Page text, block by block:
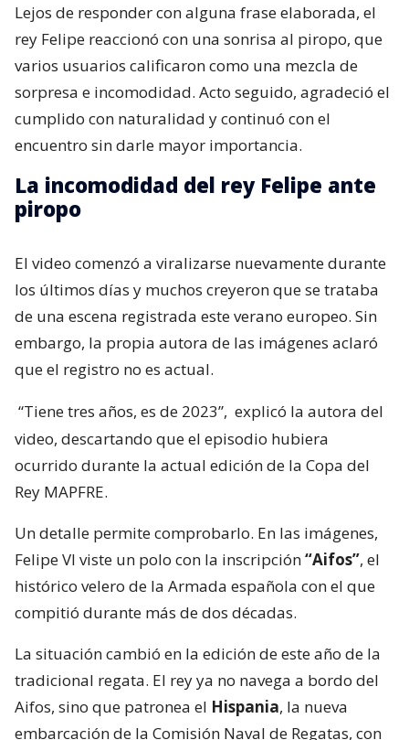
Lejos de responder con alguna frase elaborada, el
rey Felipe reaccionó con una sonrisa al piropo, que
varios usuarios calificaron como una mezcla de
sorpresa e incomodidad. Acto seguido, agradeció el
cumplido con naturalidad y continuó con el
encuentro sin darle mayor importancia.
La incomodidad del rey Felipe ante
piropo
El video comenzó a viralizarse nuevamente durante
los últimos días y muchos creyeron que se trataba
de una escena registrada este verano europeo. Sin
embargo, la propia autora de las imágenes aclaró
que el registro no es actual.
“Tiene tres años, es de 2023”, explicó la autora del
video, descartando que el episodio hubiera
ocurrido durante la actual edición de la Copa del
Rey MAPFRE.
Un detalle permite comprobarlo. En las imágenes,
Felipe VI viste un polo con la inscripción“Aifos”, el
histórico velero de la Armada española con el que
compitió durante más de dos décadas.
La situación cambió en la edición de este año de la
tradicional regata. El rey ya no navega a bordo del
Aifos, sino que patronea el Hispania, la nueva
embarcación de la Comisión Naval de Regatas, con